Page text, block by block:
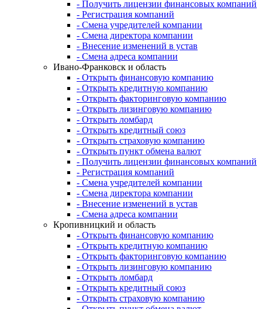
- Получить лицензии финансовых компаний
- Регистрация компаний
- Смена учредителей компании
- Смена директора компании
- Внесение изменений в устав
- Смена адреса компании
Ивано-Франковск и область
- Открыть финансовую компанию
- Открыть кредитную компанию
- Открыть факторинговую компанию
- Открыть лизинговую компанию
- Открыть ломбард
- Открыть кредитный союз
- Открыть страховую компанию
- Открыть пункт обмена валют
- Получить лицензии финансовых компаний
- Регистрация компаний
- Смена учредителей компании
- Смена директора компании
- Внесение изменений в устав
- Смена адреса компании
Кропивницкий и область
- Открыть финансовую компанию
- Открыть кредитную компанию
- Открыть факторинговую компанию
- Открыть лизинговую компанию
- Открыть ломбард
- Открыть кредитный союз
- Открыть страховую компанию